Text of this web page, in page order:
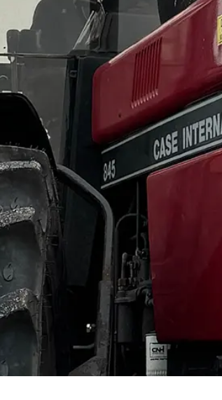
LED-rotorblink og
blitzblink
og
LED-slingrelygter
LED-
til
LED-armaturer og
LED-værkstedslys
og
og